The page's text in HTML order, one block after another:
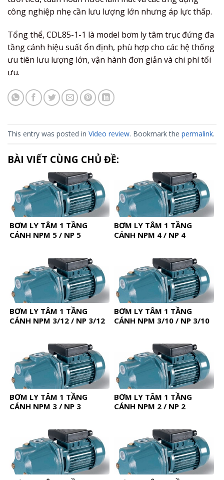
công nghiệp nhẹ cần lưu lượng lớn nhưng áp lực thấp.
Tổng thể, CDL85-1-1 là model bơm ly tâm trục đứng đa
tầng cánh hiệu suất ổn định, phù hợp cho các hệ thống
ưu tiên lưu lượng lớn, vận hành đơn giản và chi phí tối
ưu.
This entry was posted in Video review. Bookmark the permalink.
BÀI VIẾT CÙNG CHỦ ĐỀ:
BƠM LY TÂM 1 TẦNG
CÁNH NPM 5 / NP 5
BƠM LY TÂM 1 TẦNG
CÁNH NPM 4 / NP 4
BƠM LY TÂM 1 TẦNG
CÁNH NPM 3/12 / NP 3/12
BƠM LY TÂM 1 TẦNG
CÁNH NPM 3/10 / NP 3/10
BƠM LY TÂM 1 TẦNG
CÁNH NPM 3 / NP 3
BƠM LY TÂM 1 TẦNG
CÁNH NPM 2 / NP 2